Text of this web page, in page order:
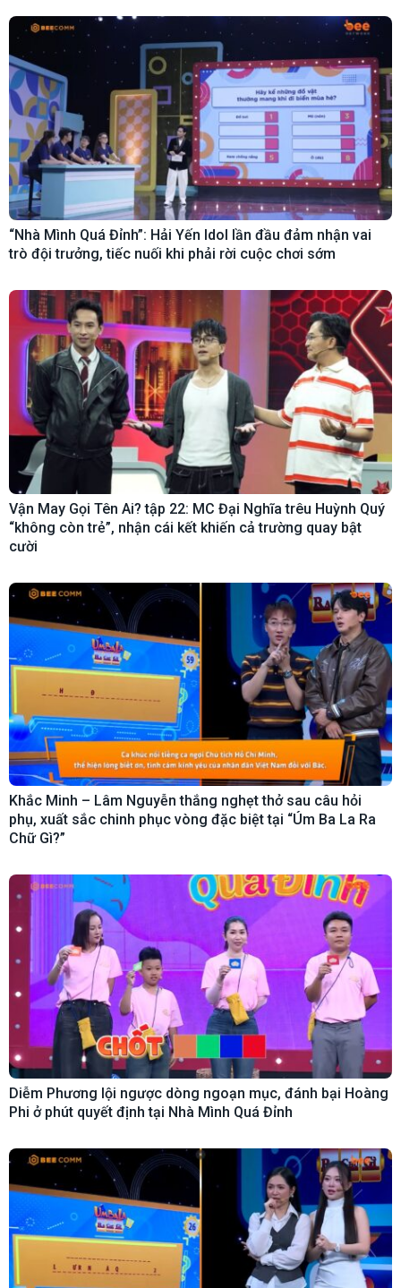
“Nhà Mình Quá Đỉnh”: Hải Yến Idol lần đầu đảm nhận vai
trò đội trưởng, tiếc nuối khi phải rời cuộc chơi sớm
Vận May Gọi Tên Ai? tập 22: MC Đại Nghĩa trêu Huỳnh Quý
“không còn trẻ”, nhận cái kết khiến cả trường quay bật
cười
Khắc Minh – Lâm Nguyễn thắng nghẹt thở sau câu hỏi
phụ, xuất sắc chinh phục vòng đặc biệt tại “Úm Ba La Ra
Chữ Gì?”
Diễm Phương lội ngược dòng ngoạn mục, đánh bại Hoàng
Phi ở phút quyết định tại Nhà Mình Quá Đỉnh